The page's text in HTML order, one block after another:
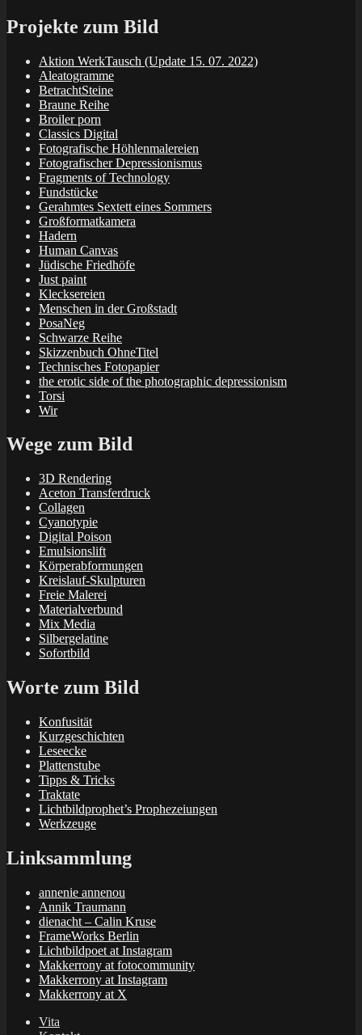
Projekte zum Bild
Aktion WerkTausch (Update 15. 07. 2022)
Aleatogramme
BetrachtSteine
Braune Reihe
Broiler porn
Classics Digital
Fotografische Höhlenmalereien
Fotografischer Depressionismus
Fragments of Technology
Fundstücke
Gerahmtes Sextett eines Sommers
Großformatkamera
Hadern
Human Canvas
Jüdische Friedhöfe
Just paint
Klecksereien
Menschen in der Großstadt
PosaNeg
Schwarze Reihe
Skizzenbuch OhneTitel
Technisches Fotopapier
the erotic side of the photographic depressionism
Torsi
Wir
Wege zum Bild
3D Rendering
Aceton Transferdruck
Collagen
Cyanotypie
Digital Poison
Emulsionslift
Körperabformungen
Kreislauf-Skulpturen
Freie Malerei
Materialverbund
Mix Media
Silbergelatine
Sofortbild
Worte zum Bild
Konfusität
Kurzgeschichten
Leseecke
Plattenstube
Tipps & Tricks
Traktate
Lichtbildprophet’s Prophezeiungen
Werkzeuge
Linksammlung
annenie annenou
Annik Traumann
dienacht – Calin Kruse
FrameWorks Berlin
Lichtbildpoet at Instagram
Makkerrony at fotocommunity
Makkerrony at Instagram
Makkerrony at X
Vita